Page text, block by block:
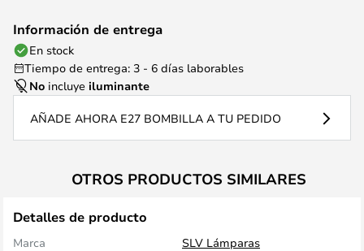
Información de entrega
En stock
Tiempo de entrega: 3 - 6 días laborables
No incluye iluminante
AÑADE AHORA E27 BOMBILLA A TU PEDIDO
OTROS PRODUCTOS SIMILARES
Detalles de producto
Marca
SLV Lámparas